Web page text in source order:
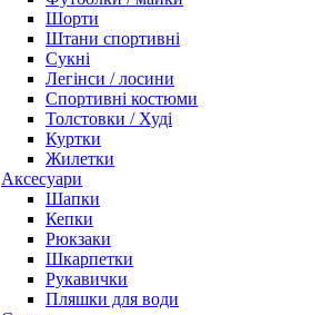
Шорти
Штани спортивні
Сукні
Легінси / лосини
Спортивні костюми
Толстовки / Худі
Куртки
Жилетки
Аксесуари
Шапки
Кепки
Рюкзаки
Шкарпетки
Рукавички
Пляшки для води